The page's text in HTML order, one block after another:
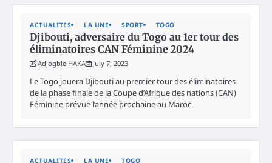
ACTUALITES LA UNE SPORT TOGO
Djibouti, adversaire du Togo au 1er tour des
éliminatoires CAN Féminine 2024
Adjogble HAKA July 7, 2023
Le Togo jouera Djibouti au premier tour des éliminatoires
de la phase finale de la Coupe d’Afrique des nations (CAN)
Féminine prévue l’année prochaine au Maroc.
ACTUALITES LA UNE TOGO